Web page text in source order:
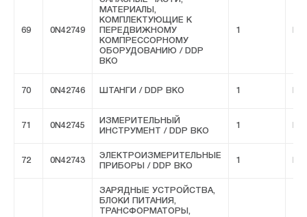
69 0N42749
МАТЕРИАЛЫ,
КОМПЛЕКТУЮЩИЕ К
ПЕРЕДВИЖНОМУ
КОМПРЕССОРНОМУ
ОБОРУДОВАНИЮ / DDP
ВКО
1
70 0N42746 ШТАНГИ / DDP ВКО 1
71 0N42745
ИЗМЕРИТЕЛЬНЫЙ
ИНСТРУМЕНТ / DDP ВКО
1
72 0N42743
ЭЛЕКТРОИЗМЕРИТЕЛЬНЫЕ
ПРИБОРЫ / DDP ВКО
1
ЗАРЯДНЫЕ УСТРОЙСТВА,
БЛОКИ ПИТАНИЯ,
ТРАНСФОРМАТОРЫ,